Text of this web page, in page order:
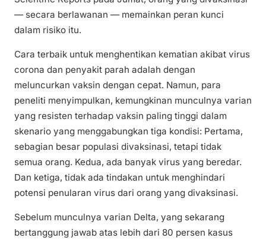
— secara berlawanan — memainkan peran kunci
dalam risiko itu.
Cara terbaik untuk menghentikan kematian akibat virus
corona dan penyakit parah adalah dengan
meluncurkan vaksin dengan cepat. Namun, para
peneliti menyimpulkan, kemungkinan munculnya varian
yang resisten terhadap vaksin paling tinggi dalam
skenario yang menggabungkan tiga kondisi: Pertama,
sebagian besar populasi divaksinasi, tetapi tidak
semua orang. Kedua, ada banyak virus yang beredar.
Dan ketiga, tidak ada tindakan untuk menghindari
potensi penularan virus dari orang yang divaksinasi.
Sebelum munculnya varian Delta, yang sekarang
bertanggung jawab atas lebih dari 80 persen kasus